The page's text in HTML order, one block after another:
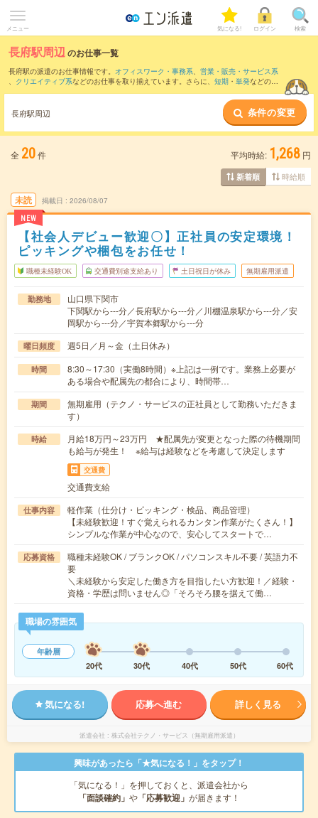
メニュー 気になる! ログイン 検索
長府駅周辺のお仕事一覧
長府駅の派遣のお仕事情報です。 オフィスワーク・事務系、 営業・販売・サービス系
、 クリエイティブ系などのお仕事を取り揃えています。さらに、 短期 ・ 単発などの期
また、下関駅
など近隣駅のお仕事もご確認い
ただけます。
長府駅周辺 条件の変更
全 20件 平均時給: 1,268 円
新着順 時給順
未読
NEW
掲載日 2026/08/07
【社会人デビュー歓迎〇】正社員の安定環境！
ピッキングや梱包をお任せ！
職種未経験OK 交通費別途支給あり 土日祝日が休み 無期雇用派遣
勤務地
山口県下関市
下関駅から---分／長府駅から---分／川棚温泉駅から---分／安
岡駅から---分／宇賀本郷駅から---分
曜日頻度 週5日／月～金（土日休み）
時間
8:30～17:30（実働8時間）※上記は一例です。業務上必要が
ある場合や配属先の都合により、時間帯…
期間
無期雇用（テクノ・サービスの正社員として勤務いただきま
す）
時給
月給18万円～23万円 ★配属先が変更となった際の待機期間
も給与が発生！ ※給与は経験などを考慮して決定します
交通費
交通費支給
仕事内容
軽作業（仕分け・ピッキング・検品、商品管理）
【未経験歓迎！すぐ覚えられるカンタン作業がたくさん！】
シンプルな作業が中心なので、安心してスタートで…
応募資格
職種未経験OK / ブランクOK / パソコンスキル不要 / 英語力不
要
＼未経験から安定した働き方を目指したい方歓迎！／経験・
資格・学歴は問いません◎「そろそろ腰を据えて働…
職場の雰囲気
年齢層
20代
30代 40代 50代 60代
気になる! 応募へ進む 詳しく見る
派遣会社 株式会社テクノ・サービス（無期雇用派遣）
興味があったら「★気になる！」をタップ！
「気になる！」を押しておくと、派遣会社から
「面談確約」 や 「応募歓迎」 が届きます！